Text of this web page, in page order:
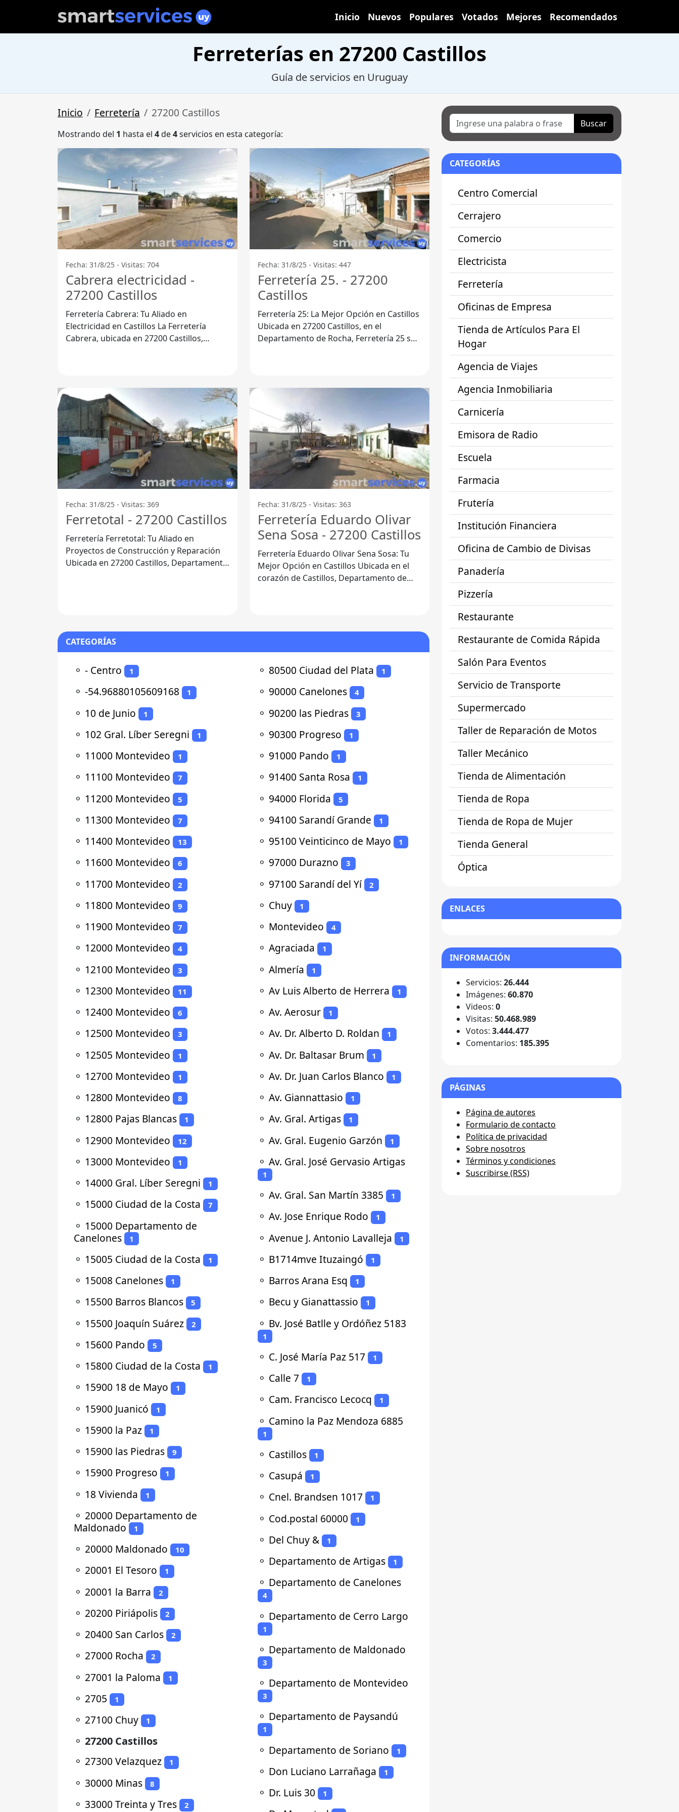
Inicio Nuevos Populares Votados Mejores Recomendados
Ferreterías en 27200 Castillos
Guía de servicios en Uruguay
Inicio Ferretería 27200 Castillos
Mostrando del 1 hasta el 4de4servicios en esta categoría:
Fecha: 31/8/25 - Visitas: 704
Cabrera electricidad -
27200 Castillos
Ferretería Cabrera: Tu Aliado en
Electricidad en Castillos La Ferretería
Cabrera, ubicada en 27200 Castillos,
Fecha: 31/8/25 - Visitas: 447
Ferretería 25. - 27200
Castillos
Ferretería 25: La Mejor Opción en Castillos
Ubicada en 27200 Castillos, en el
Departamento de Rocha, Ferretería 25 se
Fecha: 31/8/25 - Visitas: 369
Ferretotal - 27200 Castillos
Ferretería Ferretotal: Tu Aliado en
Proyectos de Construcción y Reparación
Ubicada en 27200 Castillos, Departamento
Fecha: 31/8/25 - Visitas: 363
Ferretería Eduardo Olivar
Sena Sosa - 27200 Castillos
Ferretería Eduardo Olivar Sena Sosa: Tu
Mejor Opción en Castillos Ubicada en el
corazón de Castillos, Departamento de
CATEGORÍAS
⚬ - Centro 1
⚬ -54.96880105609168 1
⚬ 10 de Junio 1
⚬ 102 Gral. Líber Seregni 1
⚬ 11000 Montevideo 1
⚬ 11100 Montevideo 7
⚬ 11200 Montevideo 5
⚬ 11300 Montevideo 7
⚬ 11400 Montevideo 13
⚬ 11600 Montevideo 6
⚬ 11700 Montevideo 2
⚬ 11800 Montevideo 9
⚬ 11900 Montevideo 7
⚬ 12000 Montevideo 4
⚬ 12100 Montevideo 3
⚬ 12300 Montevideo 11
⚬ 12400 Montevideo 6
⚬ 12500 Montevideo 3
⚬ 12505 Montevideo 1
⚬ 12700 Montevideo 1
⚬ 12800 Montevideo 8
⚬ 12800 Pajas Blancas 1
⚬ 12900 Montevideo 12
⚬ 13000 Montevideo 1
⚬ 14000 Gral. Líber Seregni 1
⚬ 15000 Ciudad de la Costa 7
⚬ 15000 Departamento de
Canelones
1
⚬ 15005 Ciudad de la Costa 1
⚬ 15008 Canelones 1
⚬ 15500 Barros Blancos 5
⚬ 15500 Joaquín Suárez 2
⚬ 15600 Pando 5
⚬ 15800 Ciudad de la Costa 1
⚬ 15900 18 de Mayo 1
⚬ 15900 Juanicó 1
⚬ 15900 la Paz 1
⚬ 15900 las Piedras 9
⚬ 15900 Progreso 1
⚬ 18 Vivienda 1
⚬ 20000 Departamento de
Maldonado
1
⚬ 20000 Maldonado 10
⚬ 20001 El Tesoro 1
⚬ 20001 la Barra 2
⚬ 20200 Piriápolis 2
⚬ 20400 San Carlos 2
⚬ 27000 Rocha 2
⚬ 27001 la Paloma 1
⚬ 2705 1
⚬ 27100 Chuy 1
⚬ 27200 Castillos
⚬ 27300 Velazquez 1
⚬ 30000 Minas 8
⚬ 33000 Treinta y Tres 2
⚬ 80500 Ciudad del Plata 1
⚬ 90000 Canelones 4
⚬ 90200 las Piedras 3
⚬ 90300 Progreso 1
⚬ 91000 Pando 1
⚬ 91400 Santa Rosa 1
⚬ 94000 Florida 5
⚬ 94100 Sarandí Grande 1
⚬ 95100 Veinticinco de Mayo 1
⚬ 97000 Durazno 3
⚬ 97100 Sarandí del Yí 2
⚬ Chuy 1
⚬ Montevideo 4
⚬ Agraciada 1
⚬ Almería 1
⚬ Av Luis Alberto de Herrera 1
⚬ Av. Aerosur 1
⚬ Av. Dr. Alberto D. Roldan 1
⚬ Av. Dr. Baltasar Brum 1
⚬ Av. Dr. Juan Carlos Blanco 1
⚬ Av. Giannattasio 1
⚬ Av. Gral. Artigas 1
⚬ Av. Gral. Eugenio Garzón 1
⚬ Av. Gral. José Gervasio Artigas
1
⚬ Av. Gral. San Martín 3385 1
⚬ Av. Jose Enrique Rodo 1
⚬ Avenue J. Antonio Lavalleja 1
⚬ B1714mve Ituzaingó 1
⚬ Barros Arana Esq 1
⚬ Becu y Gianattassio 1
⚬ Bv. José Batlle y Ordóñez 5183
1
⚬ C. José María Paz 517 1
⚬ Calle 7 1
⚬ Cam. Francisco Lecocq 1
⚬ Camino la Paz Mendoza 6885
1
⚬ Castillos 1
⚬ Casupá 1
⚬ Cnel. Brandsen 1017 1
⚬ Cod.postal 60000 1
⚬ Del Chuy & 1
⚬ Departamento de Artigas 1
⚬ Departamento de Canelones
4
⚬ Departamento de Cerro Largo
1
⚬ Departamento de Maldonado
3
⚬ Departamento de Montevideo
3
⚬ Departamento de Paysandú
1
⚬ Departamento de Soriano 1
⚬ Don Luciano Larrañaga 1
⚬ Dr. Luis 30 1
Buscar
CATEGORÍAS
Centro Comercial
Cerrajero
Comercio
Electricista
Ferretería
Oficinas de Empresa
Tienda de Artículos Para El
Hogar
Agencia de Viajes
Agencia Inmobiliaria
Carnicería
Emisora de Radio
Escuela
Farmacia
Frutería
Institución Financiera
Oficina de Cambio de Divisas
Panadería
Pizzería
Restaurante
Restaurante de Comida Rápida
Salón Para Eventos
Servicio de Transporte
Supermercado
Taller de Reparación de Motos
Taller Mecánico
Tienda de Alimentación
Tienda de Ropa
Tienda de Ropa de Mujer
Tienda General
Óptica
ENLACES
INFORMACIÓN
Servicios: 26.444
Imágenes: 60.870
Videos: 0
Visitas: 50.468.989
Votos: 3.444.477
Comentarios: 185.395
PÁGINAS
Página de autores
Formulario de contacto
Política de privacidad
Sobre nosotros
Términos y condiciones
Suscribirse (RSS)